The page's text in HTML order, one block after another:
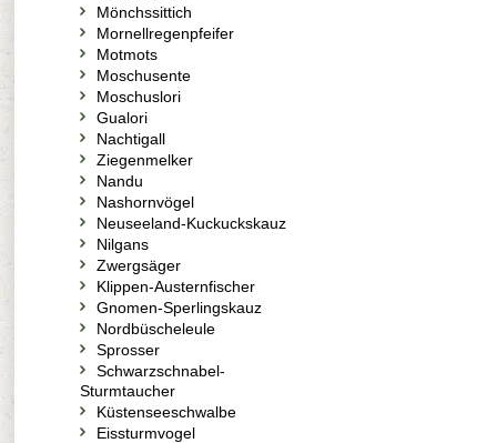
Mönchssittich
Mornellregenpfeifer
Motmots
Moschusente
Moschuslori
Gualori
Nachtigall
Ziegenmelker
Nandu
Nashornvögel
Neuseeland-Kuckuckskauz
Nilgans
Zwergsäger
Klippen-Austernfischer
Gnomen-Sperlingskauz
Nordbüscheleule
Sprosser
Schwarzschnabel-
Sturmtaucher
Küstenseeschwalbe
Eissturmvogel